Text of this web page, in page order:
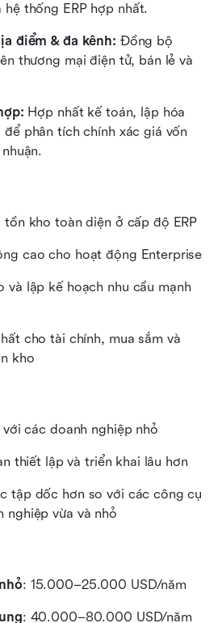
hệ thống ERP hợp nhất.
điểm & đa kênh: Đồng bộ
thương mại điện tử, bán lẻ và
Hợp nhất kế toán, lập hóa
phân tích chính xác giá vốn
tồn kho toàn diện ở cấp độ ERP
cao cho hoạt động Enterprise
và lập kế hoạch nhu cầu mạnh
cho tài chính, mua sắm và
kho
các doanh nghiệp nhỏ
thiết lập và triển khai lâu hơn
tập dốc hơn so với các công cụ
nghiệp vừa và nhỏ
: 15.000–25.000 USD/năm
: 40.000–80.000 USD/năm